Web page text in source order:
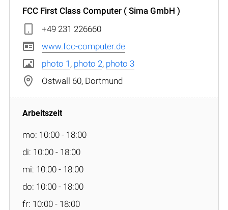
FCC First Class Computer ( Sima GmbH )
+49 231 226660
www.fcc-computer.de
photo 1 , photo 2, photo 3
Ostwall 60, Dortmund
mo: 10:00 - 18:00
di: 10:00 - 18:00
mi: 10:00 - 18:00
do: 10:00 - 18:00
fr: 10:00 - 18:00